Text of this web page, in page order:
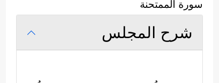
سورة الممتحنة
شرح المجلس